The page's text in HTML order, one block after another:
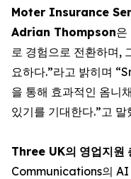
Moter Insurance
Adrian Thompson은
로 경험으로 전환하며,
요하다.”라고 밝히며
을 통해 효과적인 옴니
있기를 기대한다.”고 말
Three UK의 영업지원
Communications의 AI